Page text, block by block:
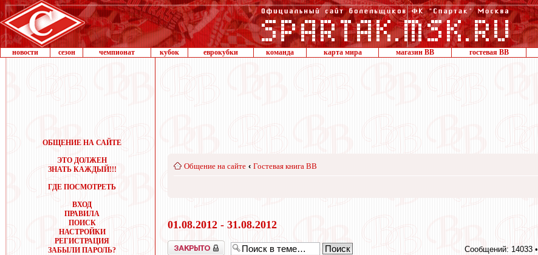
новости сезон чемпионат кубок еврокубки команда карта мира магазин ВВ гостевая ВВ
ОБЩЕНИЕ НА САЙТЕ
ЭТО ДОЛЖЕН
ЗНАТЬ КАЖДЫЙ!!!
ГДЕ ПОСМОТРЕТЬ
ВХОД
ПРАВИЛА
ПОИСК
НАСТРОЙКИ
РЕГИСТРАЦИЯ
ЗАБЫЛИ ПАРОЛЬ?
Общение на сайте ‹ Гостевая книга ВВ
01.08.2012 - 31.08.2012
Закрыто Сообщений: 14033 •